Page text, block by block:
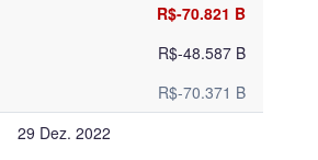
R$-70.821 B
R$-48.587 B
R$-70.371 B
29 Dez. 2022